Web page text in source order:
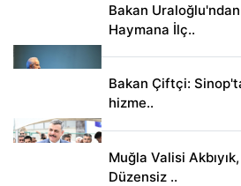
Bakan
Haymana İlç..
Bakan Çiftçi:
hizme..
Muğla Valisi
Düzensiz ..